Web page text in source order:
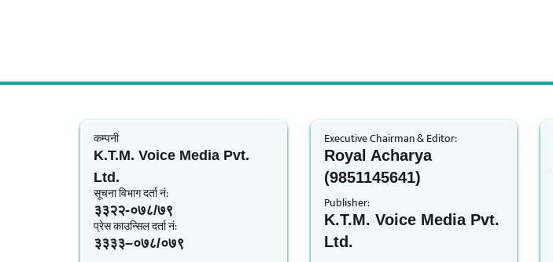
कम्पनी
K.T.M. Voice Media Pvt.
Ltd.
सूचना विभाग दर्ता नं‍:
३३२२-०७८/७९
प्रेस काउन्सिल दर्ता नं‍:
३३३३–०७८/०७९
Executive Chairman & Editor:
Royal Acharya
(9851145641)
Publisher:
K.T.M. Voice Media Pvt.
Ltd.